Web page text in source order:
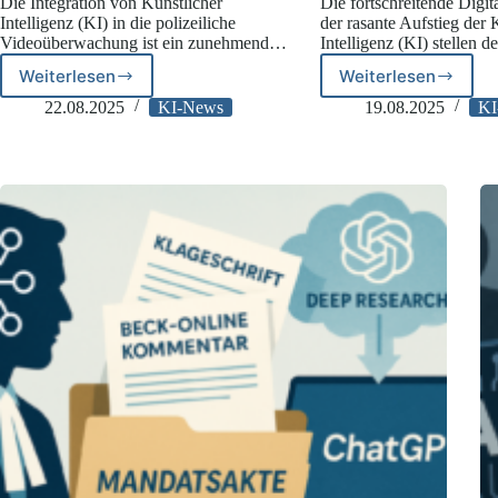
Intelligenz (KI) in die polizeiliche
Videoüberwachung ist ein zunehmend…
Weiterlesen
LfD
NI
KI-
gestützte
Videoüberwachung
22.08.2025 KI-News
der rasante Aufstieg der
Intelligenz (KI) stellen
Weiterlesen
TLfDI
zu
Systemen
19.08.2025